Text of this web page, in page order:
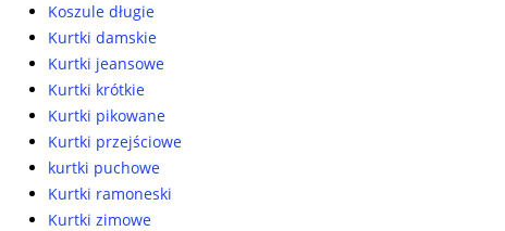
Koszule długie
Kurtki damskie
Kurtki jeansowe
Kurtki krótkie
Kurtki pikowane
Kurtki przejściowe
kurtki puchowe
Kurtki ramoneski
Kurtki zimowe